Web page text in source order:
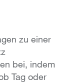
zu einer
bei, indem
Tag oder